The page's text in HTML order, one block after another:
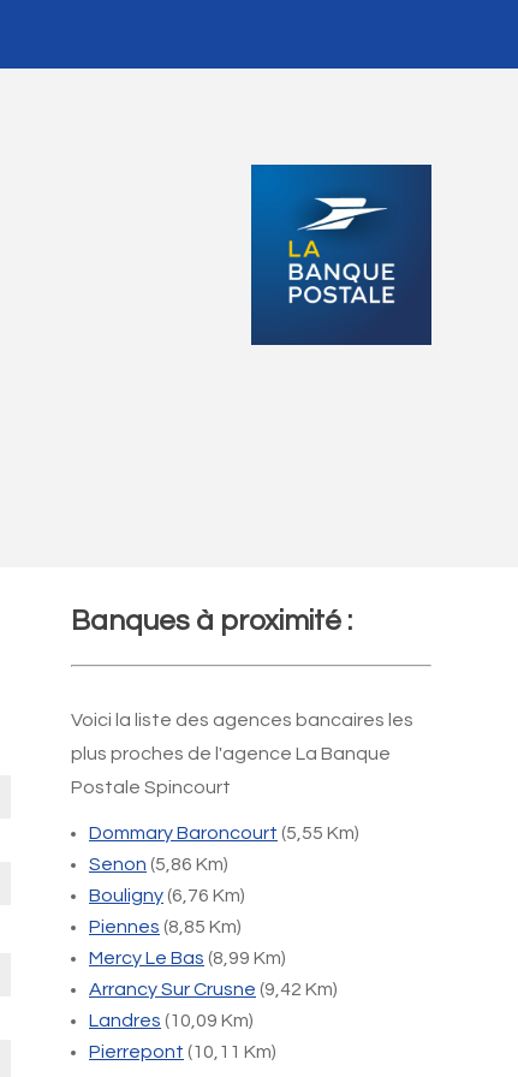
Banques à proximité :
Voici la liste des agences bancaires les
plus proches de l'agence La Banque
Postale Spincourt
Dommary Baroncourt (5,55 Km)
Senon (5,86 Km)
Bouligny(6,76 Km)
Piennes (8,85 Km)
Mercy Le Bas (8,99 Km)
Arrancy Sur Crusne (9,42 Km)
Landres (10,09 Km)
Pierrepont (10,11 Km)